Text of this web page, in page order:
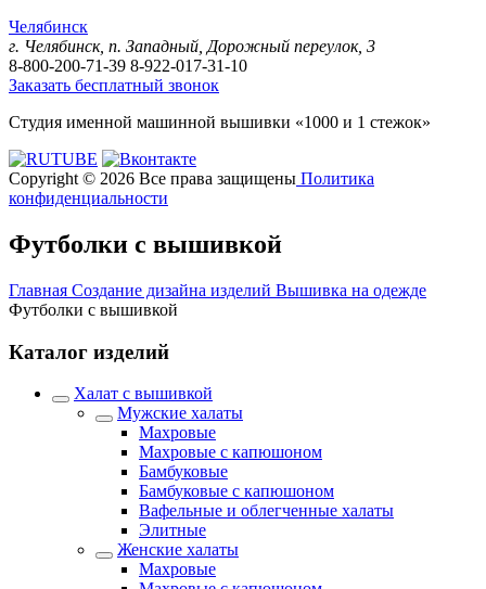
Челябинск
г. Челябинск, п. Западный, Дорожный переулок, 3
8-800-200-71-39 8-922-017-31-10
Заказать бесплатный звонок
Студия именной машинной вышивки «1000 и 1 стежок»
Copyright © 2026 Все права защищены Политика
конфиденциальности
Футболки с вышивкой
Главная Создание дизайна изделий Вышивка на одежде
Футболки с вышивкой
Каталог изделий
Халат с вышивкой
Мужские халаты
Махровые
Махровые с капюшоном
Бамбуковые
Бамбуковые с капюшоном
Вафельные и облегченные халаты
Элитные
Женские халаты
Махровые